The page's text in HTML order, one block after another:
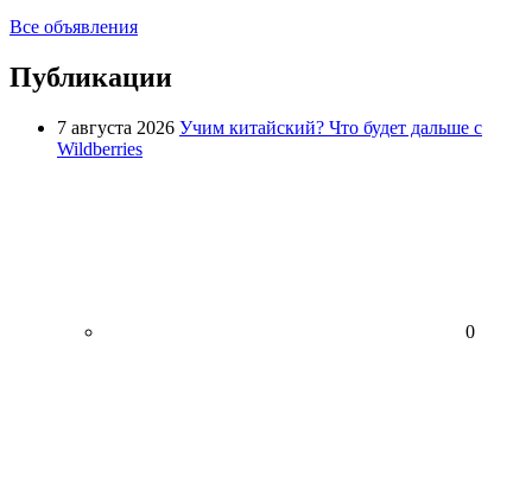
Все объявления
Публикации
7 августа 2026 Учим китайский? Что будет дальше с
Wildberries
0